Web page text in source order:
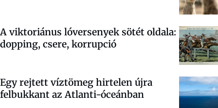
A viktoriánus lóversenyek sötét oldala:
dopping, csere, korrupció
Egy rejtett víztömeg hirtelen újra
felbukkant az Atlanti-óceánban